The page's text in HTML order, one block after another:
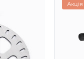
Акція